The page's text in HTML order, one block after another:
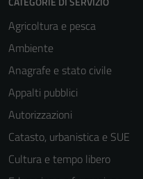
Agricoltura e pesca
Ambiente
Anagrafe e stato civile
Appalti pubblici
Autorizzazioni
Catasto, urbanistica e SUE
Cultura e tempo libero